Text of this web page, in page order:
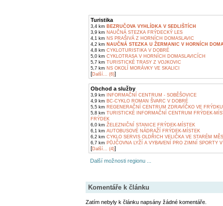
Turistika
3,4 km BEZRUČOVA VYHLÍDKA V SEDLIŠTÍCH
3,9 km NAUČNÁ STEZKA FRÝDECKÝ LES
4,1 km NS PRAŠIVÁ Z HORNÍCH DOMASLAVIC
4,2 km NAUČNÁ STEZKA U ŽERMANIC V HORNÍCH
4,8 km CYKLOTURISTIKA V DOBRÉ
5,0 km CYKLOTRASA V HORNÍCH DOMASLAVICÍCH
5,7 km TURISTICKÉ TRASY Z VOJKOVIC
5,7 km NS OKOLÍ MORÁVKY VE SKALICI
[Další... (6)]
Obchod a služby
3,9 km INFORMAČNÍ CENTRUM - SOBĚŠOVICE
4,9 km BC-CYKLO ROMAN ŠVARC V DOBRÉ
5,5 km REGENERAČNÍ CENTRUM ZDRAVÍČKO VE
5,8 km TURISTICKÉ INFORMAČNÍ CENTRUM FRÝDEK-
FRÝDEK
6,0 km ŽELEZNIČNÍ STANICE FRÝDEK-MÍSTEK
6,1 km AUTOBUSOVÉ NÁDRAŽÍ FRÝDEK-MÍSTEK
6,2 km CYKLO SERVIS OLDŘICH VELIČKA VE STARÉM
6,7 km PŮJČOVNA LYŽÍ A VYBAVENÍ PRO ZIMNÍ SPORTY
[Další... (4)]
Další možnosti regionu ...
Komentáře k článku
Zatím nebyly k článku napsány žádné komentáře.